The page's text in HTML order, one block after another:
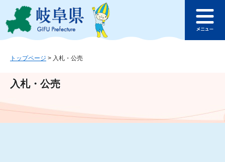
ジ
ュ
文
このページの本文へ
ュ
トップページ > 入札・公売
入札・公売